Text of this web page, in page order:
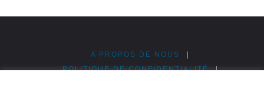
A PROPOS DE NOUS
POLITIQUE DE CONFIDENTIALITÉ |